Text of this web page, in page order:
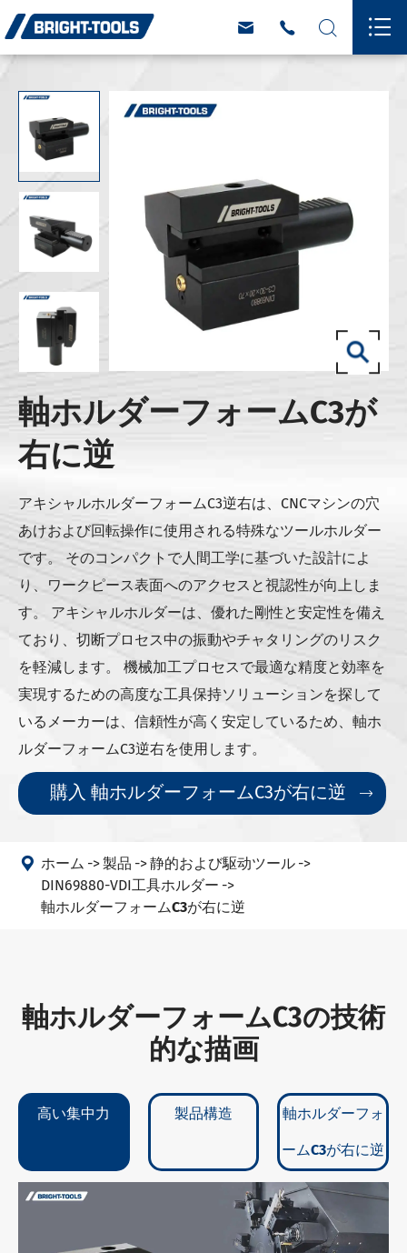
   
軸ホルダーフォームC3が
右に逆
アキシャルホルダーフォームC3逆右は、CNCマシンの穴
あけおよび回転操作に使用される特殊なツールホルダー
です。 そのコンパクトで人間工学に基づいた設計によ
り、ワークピース表面へのアクセスと視認性が向上しま
す。 アキシャルホルダーは、優れた剛性と安定性を備え
ており、切断プロセス中の振動やチャタリングのリスク
を軽減します。 機械加工プロセスで最適な精度と効率を
実現するための高度な工具保持ソリューションを探して
いるメーカーは、信頼性が高く安定しているため、軸ホ
ルダーフォームC3逆右を使用します。
購入 軸ホルダーフォームC3が右に逆 
 ホーム 製品
静的および駆动ツール
DIN69880-VDI工具ホルダー
軸ホルダーフォームC3が右に逆
軸ホルダーフォームC3の技術
的な描画
高い集中力 製品構造 軸ホルダーフォ
ームC3が右に逆